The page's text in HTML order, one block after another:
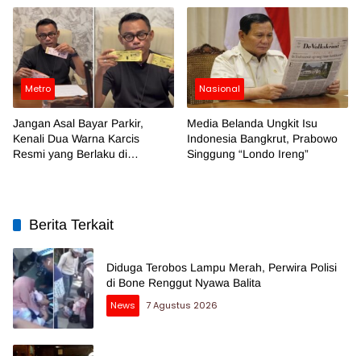
Metro
Jangan Asal Bayar Parkir,
Kenali Dua Warna Karcis
Resmi yang Berlaku di
Nasional
Media Belanda Ungkit Isu
Indonesia Bangkrut, Prabowo
Singgung “Londo Ireng”
Berita Terkait
Diduga Terobos Lampu Merah, Perwira Polisi
di Bone Renggut Nyawa Balita
News
7 Agustus 2026